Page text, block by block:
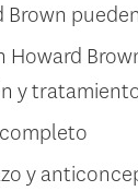
Brown
Howard
y
y